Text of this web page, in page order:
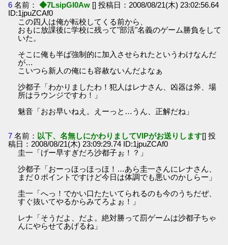
6 名前： ◆7LsipGI0Aw [] 投稿日：2008/08/21(木) 23:02:56.64
ID:1jpuZCAf0
この四人は俺が転校してくる前から、
おもに放課後に学校に残って"部活"名義のゲーム勝負をして
いた。
そこに俺も半ば強制的に加入させられたというわけなんだ
が…
こいつら新人の俺にも容赦ないんだよなぁ
沙都子「わかりましたわ！犯人はレナさん、凶器は斧、場
所はラウンジですわ！」
魅音「おお早いねえ。えーっと…うん、正解だね」
7 名前： 以下、名無しにかわりましてVIPがお送りします[] 投
稿日：2008/08/21(木) 23:09:29.74 ID:1jpuZCAf0
圭一「げー早すぎだろ沙都子ぉ！？」
沙都子「おーっほっほっほ！…あら圭一さんにレナさん、
まだ０ポイントですけど今日は体調でも悪いのかしらー」
圭一「へっ！でかい口たたいてられるのも今のうちだぜ、
すぐ抜いてやるからみてろよぉ！」
レナ「そうだよ、だよ。絶対勝って罰ゲームは沙都子ちゃ
んにやらせてあげるね」